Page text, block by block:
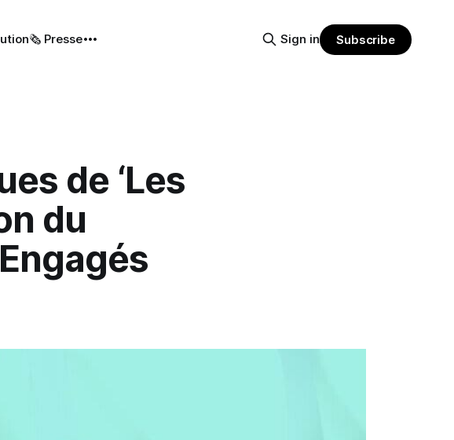
🗞 Presse Sign in Subscribe
de ‘Les
du